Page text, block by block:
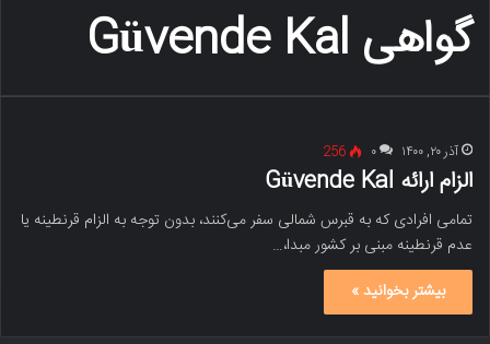
گواهی Güvende Kal
آذر ۲۰, ۱۴۰۰ ۰ 256
الزام ارائه Güvende Kal
تمامی افرادی که به قبرس شمالی سفر می‌کنند، بدون توجه به الزام قرنطینه یا
عدم قرنطینه مبنی بر کشور مبدا،…
بیشتر بخوانید »